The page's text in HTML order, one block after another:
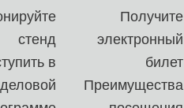
стенд
в
деловой
Получите
электронный
билет
Преимущества